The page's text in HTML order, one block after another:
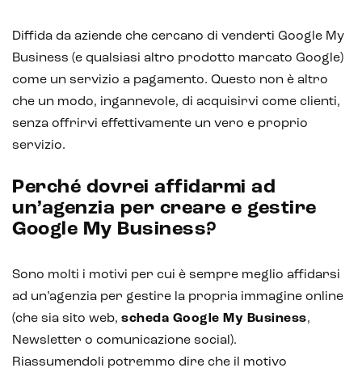
Diffida da aziende che cercano di venderti Google My
Business (e qualsiasi altro prodotto marcato Google)
come un servizio a pagamento. Questo non è altro
che un modo, ingannevole, di acquisirvi come clienti,
senza offrirvi effettivamente un vero e proprio
servizio.
Perché dovrei affidarmi ad
un’agenzia per creare e gestire
Google My Business?
Sono molti i motivi per cui è sempre meglio affidarsi
ad un’agenzia per gestire la propria immagine online
(che sia sito web, scheda Google My Business,
Newsletter o comunicazione social).
Riassumendoli potremmo dire che il motivo